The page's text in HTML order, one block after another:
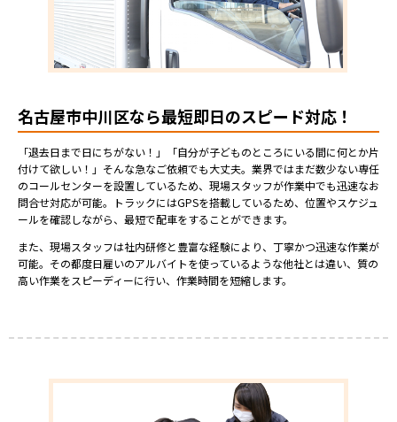
名古屋市中川区なら最短即日のスピード対応！
「退去日まで日にちがない！」「自分が子どものところにいる間に何とか片
付けて欲しい！」そんな急なご依頼でも大丈夫。業界ではまだ数少ない専任
のコールセンターを設置しているため、現場スタッフが作業中でも迅速なお
問合せ対応が可能。トラックにはGPSを搭載しているため、位置やスケジュ
ールを確認しながら、最短で配車をすることができます。
また、現場スタッフは社内研修と豊富な経験により、丁寧かつ迅速な作業が
可能。その都度日雇いのアルバイトを使っているような他社とは違い、質の
高い作業をスピーディーに行い、作業時間を短縮します。